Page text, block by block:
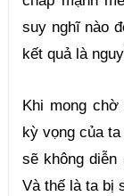
suy nghĩ nào
kết quả là
Khi mong
kỳ vọng của
sẽ không diễn
Và thế là ta bị